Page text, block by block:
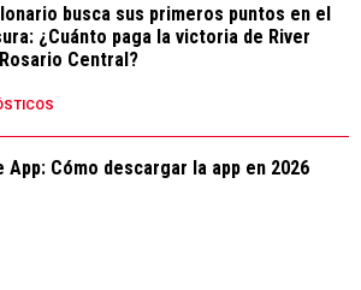
busca sus primeros puntos en el
¿Cuánto paga la victoria de River
Central?
App: Cómo descargar la app en 2026